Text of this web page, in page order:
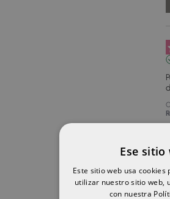
Ese
Este sitio web usa
utilizar nuestro sitio web,
con nuestra